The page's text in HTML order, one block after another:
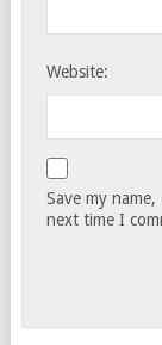
Website:
Save my
next time I